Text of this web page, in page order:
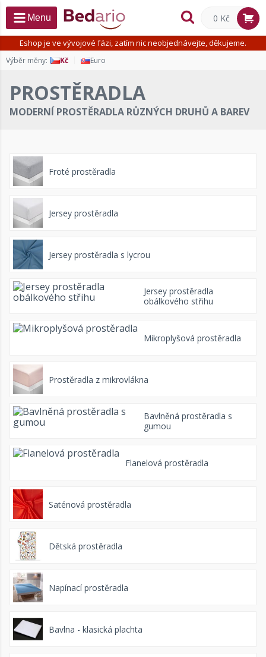
Eshop je ve vývojové fázi, zatím nic neobjednávejte, děkujeme.
Výběr měny: Kč Euro
Menu 0 Kč
PROSTĚRADLA
MODERNÍ PROSTĚRADLA RŮZNÝCH DRUHŮ A BAREV
Froté prostěradla
Jersey prostěradla
Jersey prostěradla s lycrou
Jersey prostěradla
obálkového střihu
Mikroplyšová prostěradla
Prostěradla z mikrovlákna
Bavlněná prostěradla s
gumou
Flanelová prostěradla
Saténová prostěradla
Dětská prostěradla
Napínací prostěradla
Bavlna - klasická plachta